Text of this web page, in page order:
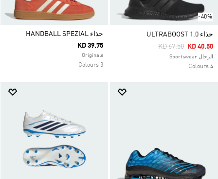
-40%
حذاء ULTRABOOST 1.0
Price Reduced
KD 67.50ToKD 40.50
الرجال Sportswear
4 Colours
حذاء HANDBALL SPEZIAL
KD 39.75
Originals
3 Colours